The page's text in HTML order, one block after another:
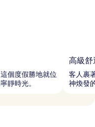
個度假勝地就位
靜時光。
高級舒
客人裹
神煥發